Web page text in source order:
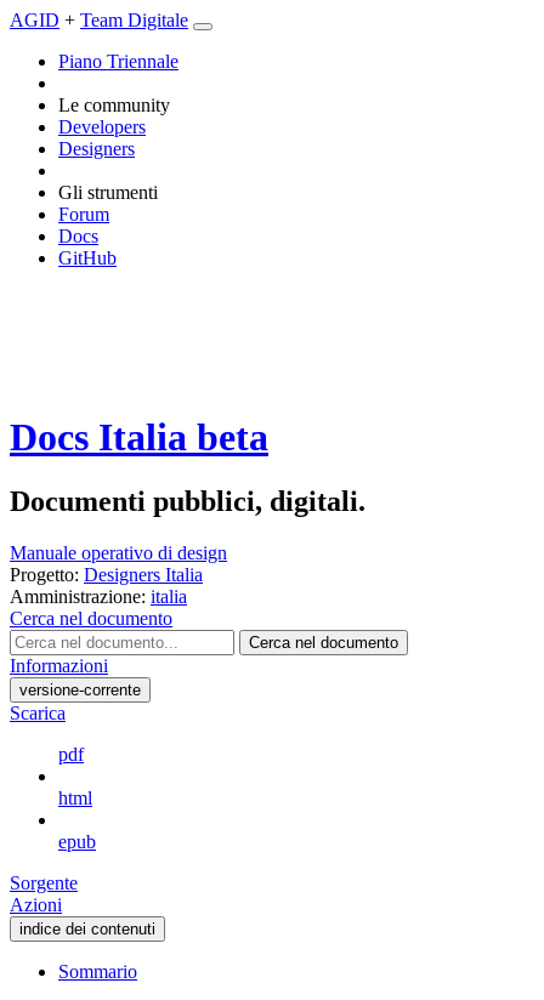
AGID + Team Digitale
Piano Triennale
Le community
Developers
Designers
Gli strumenti
Forum
Docs
GitHub
Docs Italia beta
Documenti pubblici, digitali.
Manuale operativo di design
Progetto: Designers Italia
Amministrazione: italia
Cerca nel documento
Cerca nel documento
Informazioni
versione-corrente
Scarica
pdf
html
epub
Sorgente
Azioni
indice dei contenuti
Sommario